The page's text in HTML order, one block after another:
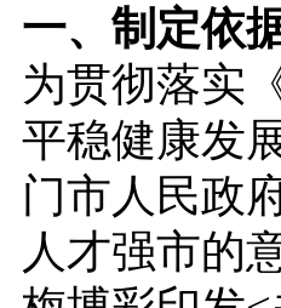
一、制定依
为贯彻落实
平稳健康发
门市人民政
人才强市的